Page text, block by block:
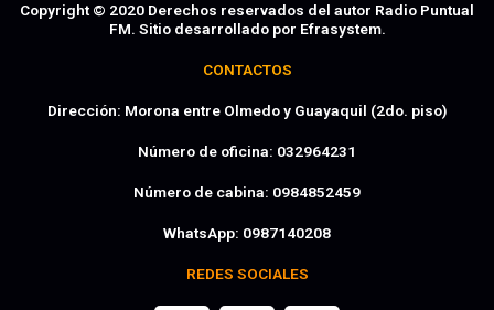
Copyright © 2020 Derechos reservados del autor Radio Puntual
FM. Sitio desarrollado por Efrasystem.​
CONTACTOS
Dirección: Morona entre Olmedo y Guayaquil (2do. piso)
Número de oficina: 032964231
Número de cabina: 0984852459
WhatsApp: 0987140208
REDES SOCIALES